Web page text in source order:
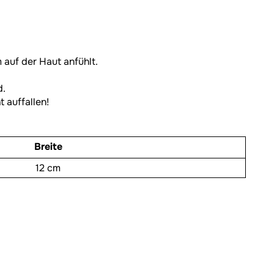
auf der Haut anfühlt.
auffallen!
Breite
12 cm